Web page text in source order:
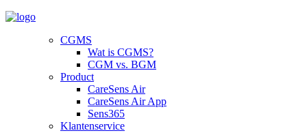
CGMS
Wat is CGMS?
CGM vs. BGM
Product
CareSens Air
CareSens Air App
Sens365
Klantenservice